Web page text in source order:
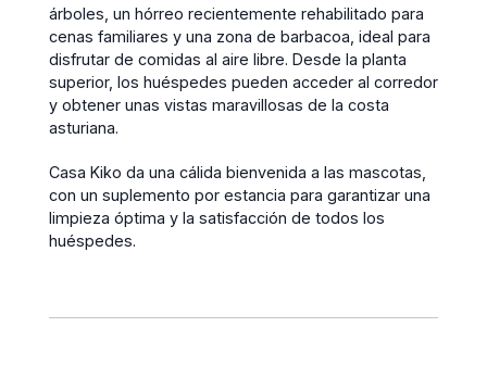
árboles, un hórreo recientemente rehabilitado para
cenas familiares y una zona de barbacoa, ideal para
disfrutar de comidas al aire libre. Desde la planta
superior, los huéspedes pueden acceder al corredor
y obtener unas vistas maravillosas de la costa
asturiana.
Casa Kiko da una cálida bienvenida a las mascotas,
con un suplemento por estancia para garantizar una
limpieza óptima y la satisfacción de todos los
huéspedes.